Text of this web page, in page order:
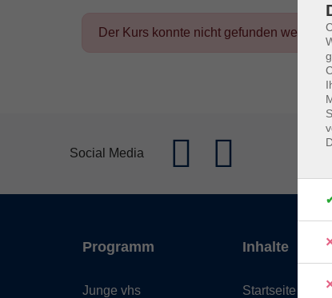
Der Kurs konnte nicht gefunden werden.
Social Media
Programm
Junge vhs
Inhalte
Startseite